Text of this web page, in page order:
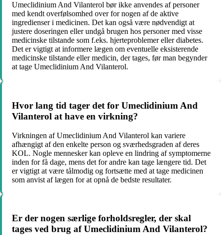
Umeclidinium And Vilanterol bør ikke anvendes af personer
med kendt overfølsomhed over for nogen af de aktive
ingredienser i medicinen. Det kan også være nødvendigt at
justere doseringen eller undgå brugen hos personer med visse
medicinske tilstande som f.eks. hjerteproblemer eller diabetes.
Det er vigtigt at informere lægen om eventuelle eksisterende
medicinske tilstande eller medicin, der tages, før man begynder
at tage Umeclidinium And Vilanterol.
Hvor lang tid tager det for Umeclidinium And
Vilanterol at have en virkning?
Virkningen af Umeclidinium And Vilanterol kan variere
afhængigt af den enkelte person og sværhedsgraden af deres
KOL. Nogle mennesker kan opleve en lindring af symptomerne
inden for få dage, mens det for andre kan tage længere tid. Det
er vigtigt at være tålmodig og fortsætte med at tage medicinen
som anvist af lægen for at opnå de bedste resultater.
Er der nogen særlige forholdsregler, der skal
tages ved brug af Umeclidinium And Vilanterol?